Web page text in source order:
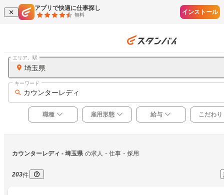
アプリで快適に仕事探し
無料 インストール
埼玉県
エリア、駅
カウンターレディ
キーワード
職種 雇用形態 給与 こだわり
カウンターレディ - 埼玉県 の求人・仕事・採用
203件